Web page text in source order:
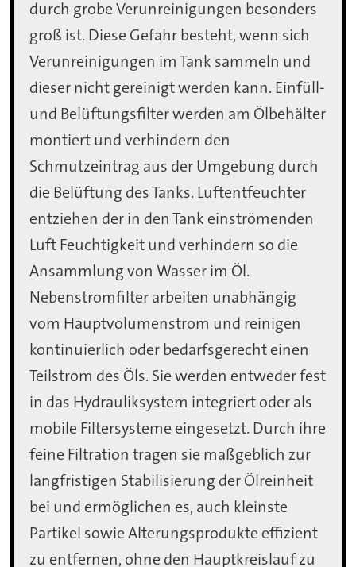
durch grobe Verunreinigungen besonders
groß ist. Diese Gefahr besteht, wenn sich
Verunreinigungen im Tank sammeln und
dieser nicht gereinigt werden kann. Einfüll-
und Belüftungsfilter werden am Ölbehälter
montiert und verhindern den
Schmutzeintrag aus der Umgebung durch
die Belüftung des Tanks. Luftentfeuchter
entziehen der in den Tank einströmenden
Luft Feuchtigkeit und verhindern so die
Ansammlung von Wasser im Öl.
Nebenstromfilter arbeiten unabhängig
vom Hauptvolumenstrom und reinigen
kontinuierlich oder bedarfsgerecht einen
Teilstrom des Öls. Sie werden entweder fest
in das Hydrauliksystem integriert oder als
mobile Filtersysteme eingesetzt. Durch ihre
feine Filtration tragen sie maßgeblich zur
langfristigen Stabilisierung der Ölreinheit
bei und ermöglichen es, auch kleinste
Partikel sowie Alterungsprodukte effizient
zu entfernen, ohne den Hauptkreislauf zu